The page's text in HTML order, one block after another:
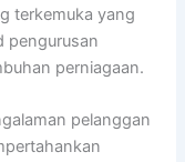
terkemuka yang
pengurusan
perniagaan.
pelanggan